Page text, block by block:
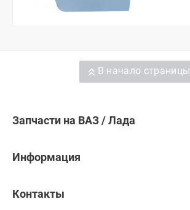
В начало страницы
Запчасти на ВАЗ / Лада
Информация
Контакты